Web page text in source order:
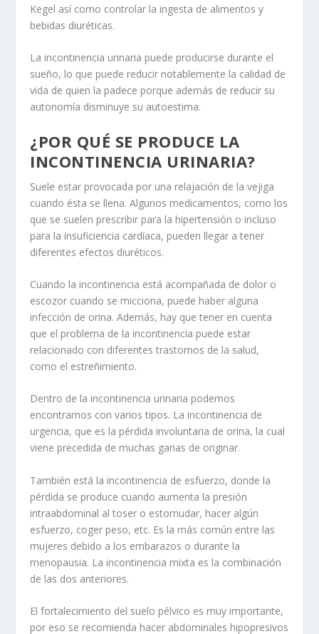
Kegel así como controlar la ingesta de alimentos y
bebidas diuréticas.
La incontinencia urinaria puede producirse durante el
sueño, lo que puede reducir notablemente la calidad de
vida de quien la padece porque además de reducir su
autonomía disminuye su autoestima.
¿POR QUÉ SE PRODUCE LA
INCONTINENCIA URINARIA?
Suele estar provocada por una relajación de la vejiga
cuando ésta se llena. Algunos medicamentos, como los
que se suelen prescribir para la hipertensión o incluso
para la insuficiencia cardíaca, pueden llegar a tener
diferentes efectos diuréticos.
Cuando la incontinencia está acompañada de dolor o
escozor cuando se micciona, puede haber alguna
infección de orina. Además, hay que tener en cuenta
que el problema de la incontinencia puede estar
relacionado con diferentes trastornos de la salud,
como el estreñimiento.
Dentro de la incontinencia urinaria podemos
encontrarnos con varios tipos. La incontinencia de
urgencia, que es la pérdida involuntaria de orina, la cual
viene precedida de muchas ganas de originar.
También está la incontinencia de esfuerzo, donde la
pérdida se produce cuando aumenta la presión
intraabdominal al toser o estornudar, hacer algún
esfuerzo, coger peso, etc. Es la más común entre las
mujeres debido a los embarazos o durante la
menopausia. La incontinencia mixta es la combinación
de las dos anteriores.
El fortalecimiento del suelo pélvico es muy importante,
por eso se recomienda hacer abdominales hipopresivos